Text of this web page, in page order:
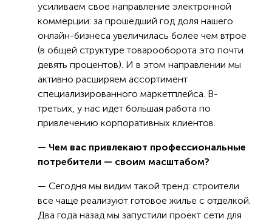
усиливаем свое направление электронной
коммерции: за прошедший год доля нашего
онлайн-бизнеса увеличилась более чем втрое
(в общей структуре товарооборота это почти
девять процентов). И в этом направлении мы
активно расширяем ассортимент
специализированного маркетплейса. В-
третьих, у нас идет большая работа по
привлечению корпоративных клиентов.
— Чем вас привлекают профессиональные
потребители — своим масштабом?
— Сегодня мы видим такой тренд: строители
все чаще реализуют готовое жилье с отделкой.
Два года назад мы запустили проект сети для